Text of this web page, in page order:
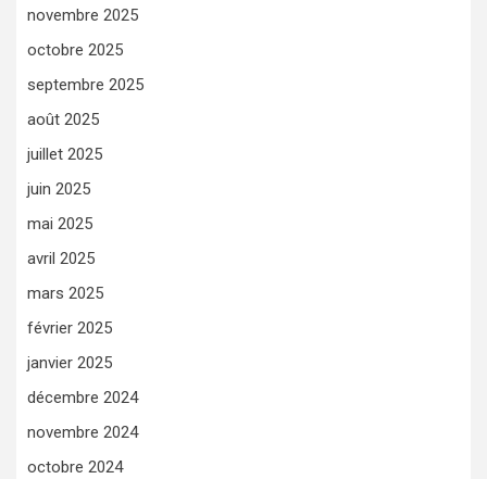
novembre 2025
octobre 2025
septembre 2025
août 2025
juillet 2025
juin 2025
mai 2025
avril 2025
mars 2025
février 2025
janvier 2025
décembre 2024
novembre 2024
octobre 2024